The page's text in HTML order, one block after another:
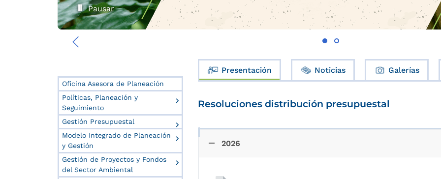
‹
Pausar
Oficina Asesora de Planeación
Políticas, Planeación y
Seguimiento
Gestión Presupuestal
Modelo Integrado de Planeación
y Gestión
Gestión de Proyectos y Fondos
del Sector Ambiental
Presentación Noticias Galerías
Resoluciones distribución presupuestal
2026